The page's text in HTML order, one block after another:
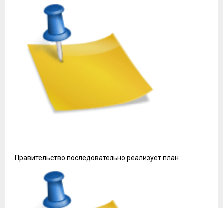
Правительство последовательно реализует план…